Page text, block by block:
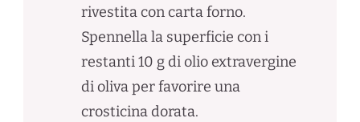
rivestita con carta forno.
Spennella la superficie con i
restanti 10 g di olio extravergine
di oliva per favorire una
crosticina dorata.